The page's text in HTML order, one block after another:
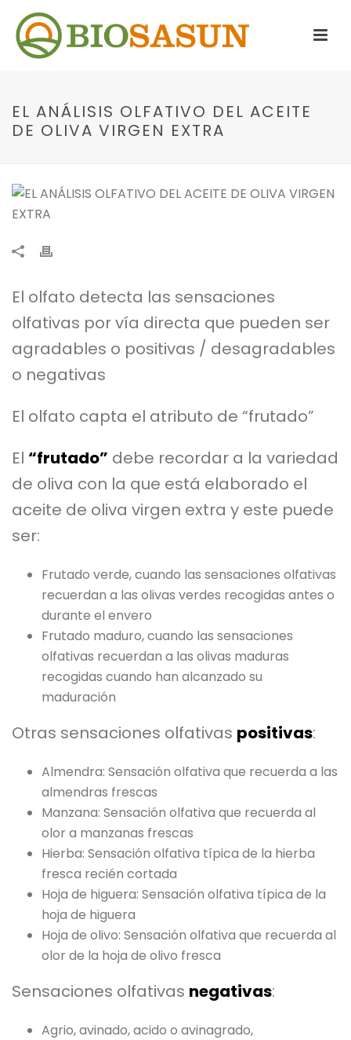
EL ANÁLISIS OLFATIVO DEL ACEITE
DE OLIVA VIRGEN EXTRA
El olfato detecta las sensaciones
olfativas por vía directa que pueden ser
agradables o positivas / desagradables
o negativas
El olfato capta el atributo de “frutado”
El “frutado” debe recordar a la variedad
de oliva con la que está elaborado el
aceite de oliva virgen extra y este puede
ser:
Frutado verde, cuando las sensaciones olfativas
recuerdan a las olivas verdes recogidas antes o
durante el envero
Frutado maduro, cuando las sensaciones
olfativas recuerdan a las olivas maduras
recogidas cuando han alcanzado su
maduración
Otras sensaciones olfativas positivas:
Almendra: Sensación olfativa que recuerda a las
almendras frescas
Manzana: Sensación olfativa que recuerda al
olor a manzanas frescas
Hierba: Sensación olfativa típica de la hierba
fresca recién cortada
Hoja de higuera: Sensación olfativa típica de la
hoja de higuera
Hoja de olivo: Sensación olfativa que recuerda al
olor de la hoja de olivo fresca
Sensaciones olfativas negativas:
Agrio, avinado, acido o avinagrado,